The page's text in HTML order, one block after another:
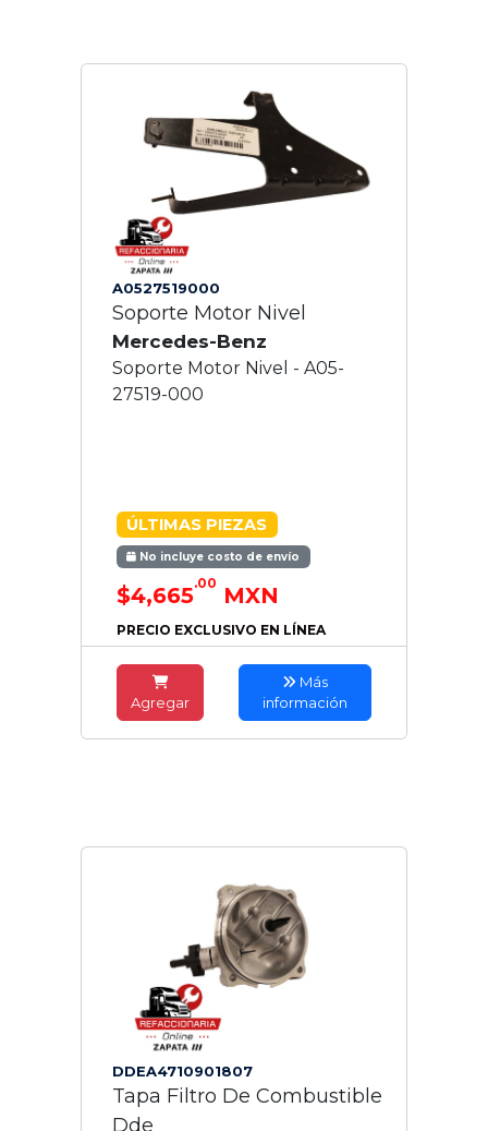
A0527519000
Soporte Motor Nivel
Mercedes-Benz
Soporte Motor Nivel - A05-
27519-000
ÚLTIMAS PIEZAS
No incluye costo de envío
$4,665.00 MXN
PRECIO EXCLUSIVO EN LÍNEA
Agregar
Más
información
DDEA4710901807
Tapa Filtro De Combustible
Dde